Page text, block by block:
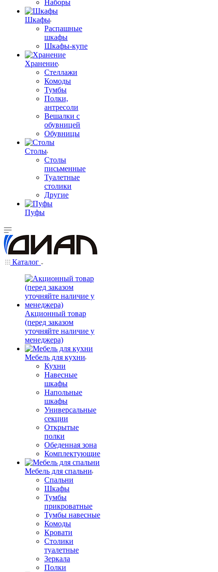
Наборы
Шкафы
Распашные
шкафы
Шкафы-купе
Хранение
Стеллажи
Комоды
Тумбы
Полки,
антресоли
Вешалки с
обувницей
Обувницы
Столы
Столы
письменные
Туалетные
столики
Другие
Пуфы
Каталог
Акционный товар
(перед заказом
уточняйте наличие у
менеджера)
Мебель для кухни
Кухни
Навесные
шкафы
Напольные
шкафы
Универсальные
секции
Открытые
полки
Обеденная зона
Комплектующие
Мебель для спальни
Спальни
Шкафы
Тумбы
прикроватные
Тумбы навесные
Комоды
Кровати
Столики
туалетные
Зеркала
Полки